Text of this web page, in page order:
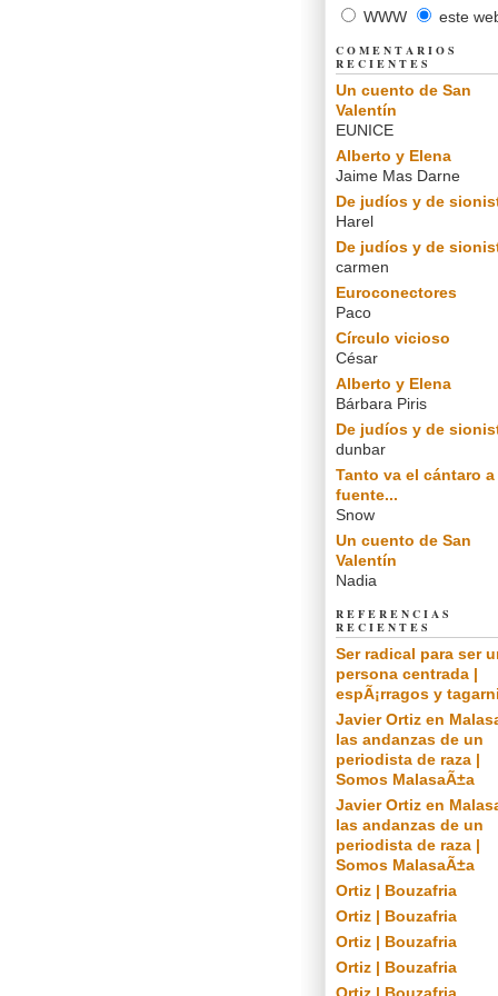
WWW este
COMENTARIOS
RECIENTES
Un cuento de San
Valentín
EUNICE
Alberto y Elena
Jaime Mas Darne
De judíos y de
Harel
De judíos y de
carmen
Euroconectores
Paco
Círculo vicioso
César
Alberto y Elena
Bárbara Piris
De judíos y de
dunbar
Tanto va el cántaro a
fuente...
Snow
Un cuento de San
Valentín
Nadia
REFERENCIAS
RECIENTES
Ser radical para ser
persona centrada |
espÃ¡rragos y
Javier Ortiz en
las andanzas de un
periodista de raza |
Somos MalasaÃ±a
Javier Ortiz en
las andanzas de un
periodista de raza |
Somos MalasaÃ±a
Ortiz | Bouzafria
Ortiz | Bouzafria
Ortiz | Bouzafria
Ortiz | Bouzafria